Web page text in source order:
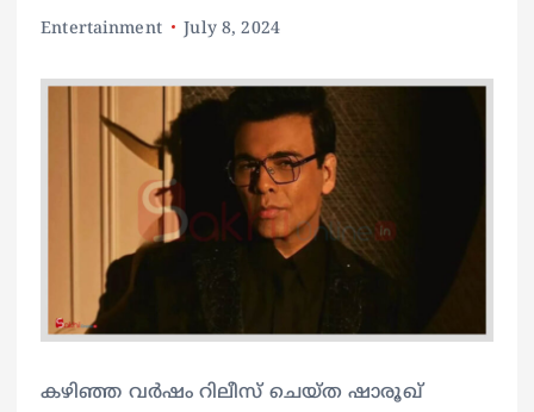
Entertainment July 8, 2024
കഴിഞ്ഞ വർഷം റിലീസ് ചെയ്ത ഷാരൂഖ്